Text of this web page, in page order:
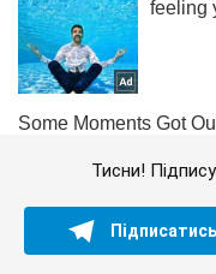
Тисни!
Підписатись